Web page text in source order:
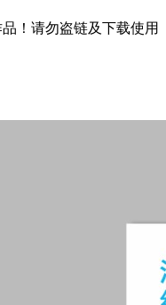
！请勿盗链及下载使用